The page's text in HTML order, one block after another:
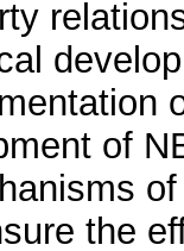
of
the